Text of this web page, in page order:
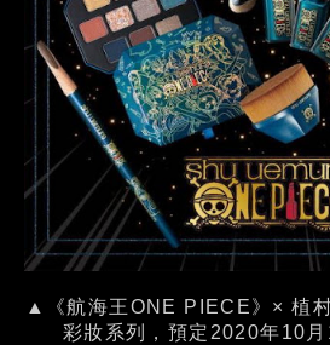
▲《航海王ONE PIECE》× 植
彩妝系列，預定2020年10